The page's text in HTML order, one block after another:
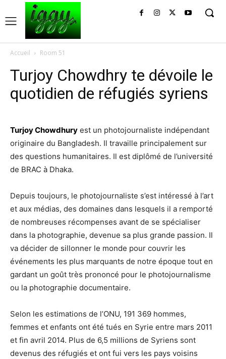
Accueil Room 51
Turjoy Chowdhry te dévoile le
quotidien de réfugiés syriens
Turjoy Chowdhury est un photojournaliste indépendant
originaire du Bangladesh. Il travaille principalement sur
des questions humanitaires. Il est diplômé de l’université
de BRAC à Dhaka.
Depuis toujours, le photojournaliste s’est intéressé à l’art
et aux médias, des domaines dans lesquels il a remporté
de nombreuses récompenses avant de se spécialiser
dans la photographie, devenue sa plus grande passion. Il
va décider de sillonner le monde pour couvrir les
événements les plus marquants de notre époque tout en
gardant un goût très prononcé pour le photojournalisme
ou la photographie documentaire.
Selon les estimations de l’ONU, 191 369 hommes,
femmes et enfants ont été tués en Syrie entre mars 2011
et fin avril 2014. Plus de 6,5 millions de Syriens sont
devenus des réfugiés et ont fui vers les pays voisins